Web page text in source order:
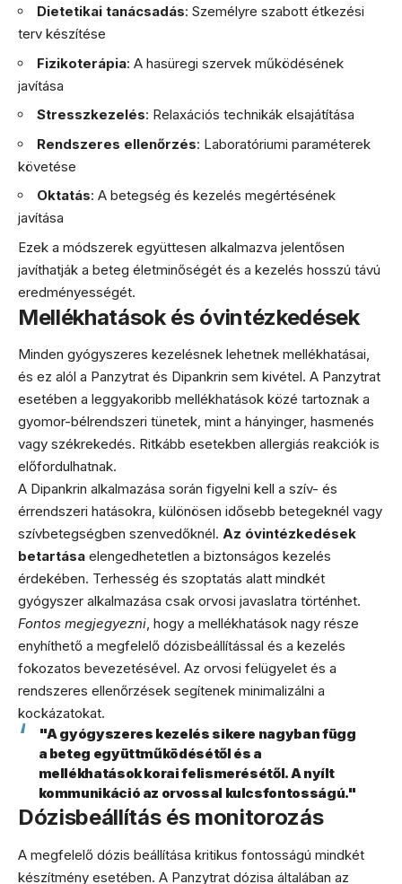
Dietetikai tanácsadás: Személyre szabott étkezési
terv készítése
Fizikoterápia: A hasüregi szervek működésének
javítása
Stresszkezelés: Relaxációs technikák elsajátítása
Rendszeres ellenőrzés: Laboratóriumi paraméterek
követése
Oktatás: A betegség és kezelés megértésének
javítása
Ezek a módszerek együttesen alkalmazva jelentősen
javíthatják a beteg életminőségét és a kezelés hosszú távú
eredményességét.
Mellékhatások és óvintézkedések
Minden gyógyszeres kezelésnek lehetnek mellékhatásai,
és ez alól a Panzytrat és Dipankrin sem kivétel. A Panzytrat
esetében a leggyakoribb mellékhatások közé tartoznak a
gyomor-bélrendszeri tünetek, mint a hányinger, hasmenés
vagy székrekedés. Ritkább esetekben allergiás reakciók is
előfordulhatnak.
A Dipankrin alkalmazása során figyelni kell a szív- és
érrendszeri hatásokra, különösen idősebb betegeknél vagy
szívbetegségben szenvedőknél. Az óvintézkedések
betartása elengedhetetlen a biztonságos kezelés
érdekében. Terhesség és szoptatás alatt mindkét
gyógyszer alkalmazása csak orvosi javaslatra történhet.
Fontos megjegyezni, hogy a mellékhatások nagy része
enyhíthető a megfelelő dózisbeállítással és a kezelés
fokozatos bevezetésével. Az orvosi felügyelet és a
rendszeres ellenőrzések segítenek minimalizálni a
kockázatokat.
"A gyógyszeres kezelés sikere nagyban függ
a beteg együttműködésétől és a
mellékhatások korai felismerésétől. A nyílt
kommunikáció az orvossal kulcsfontosságú."
Dózisbeállítás és monitorozás
A megfelelő dózis beállítása kritikus fontosságú mindkét
készítmény esetében. A Panzytrat dózisa általában az